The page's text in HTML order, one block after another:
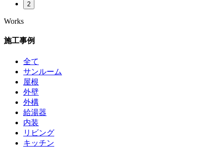
2
Works
施工事例
全て
サンルーム
屋根
外壁
外構
給湯器
内装
リビング
キッチン